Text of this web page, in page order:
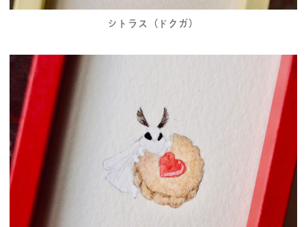
シトラス（ドクガ）